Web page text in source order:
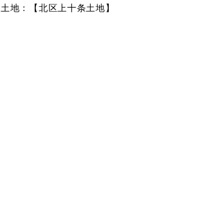
土地：【北区上十条土地】